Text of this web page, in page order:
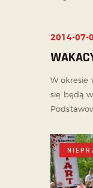
2014-07-
W okresie
się będą